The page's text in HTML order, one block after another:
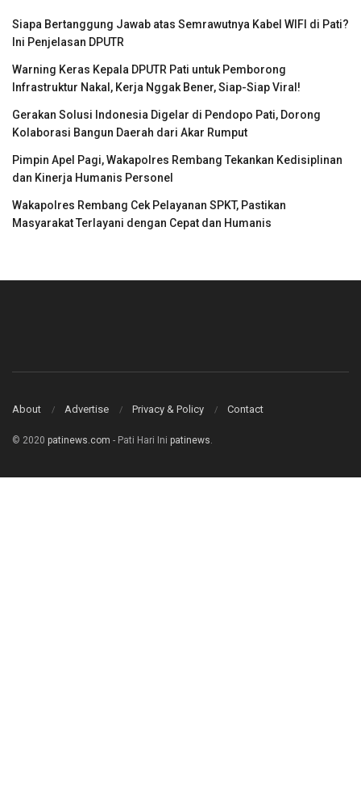
Siapa Bertanggung Jawab atas Semrawutnya Kabel WIFI di Pati?
Ini Penjelasan DPUTR
Warning Keras Kepala DPUTR Pati untuk Pemborong
Infrastruktur Nakal, Kerja Nggak Bener, Siap-Siap Viral!
Gerakan Solusi Indonesia Digelar di Pendopo Pati, Dorong
Kolaborasi Bangun Daerah dari Akar Rumput
Pimpin Apel Pagi, Wakapolres Rembang Tekankan Kedisiplinan
dan Kinerja Humanis Personel
Wakapolres Rembang Cek Pelayanan SPKT, Pastikan
Masyarakat Terlayani dengan Cepat dan Humanis
About Advertise Privacy & Policy Contact
© 2020 patinews.com - Pati Hari Ini patinews